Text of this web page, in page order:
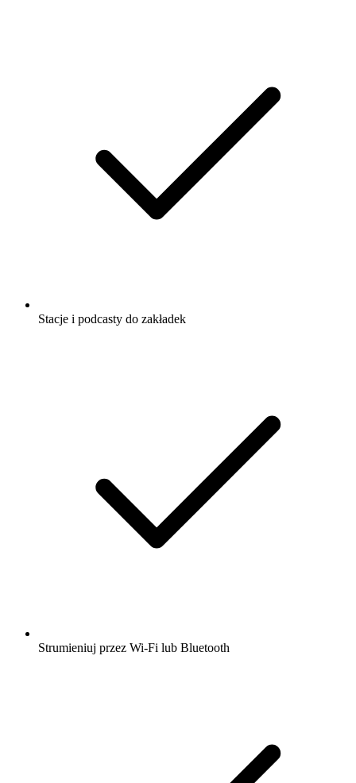
Stacje i podcasty do zakładek
Strumieniuj przez Wi-Fi lub Bluetooth